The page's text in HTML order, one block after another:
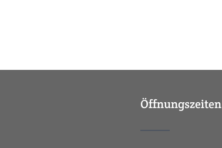
Öffnungszeiten